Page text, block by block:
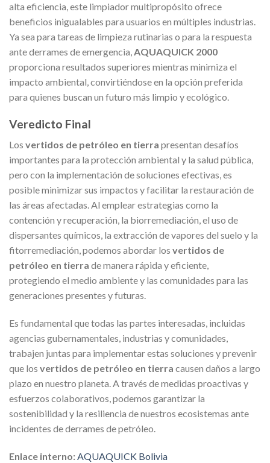
alta eficiencia, este limpiador multipropósito ofrece
beneficios inigualables para usuarios en múltiples industrias.
Ya sea para tareas de limpieza rutinarias o para la respuesta
ante derrames de emergencia,AQUAQUICK 2000
proporciona resultados superiores mientras minimiza el
impacto ambiental, convirtiéndose en la opción preferida
para quienes buscan un futuro más limpio y ecológico.
Veredicto Final
Los vertidos de petróleo en tierra presentan desafíos
importantes para la protección ambiental y la salud pública,
pero con la implementación de soluciones efectivas, es
posible minimizar sus impactos y facilitar la restauración de
las áreas afectadas. Al emplear estrategias como la
contención y recuperación, la biorremediación, el uso de
dispersantes químicos, la extracción de vapores del suelo y la
fitorremediación, podemos abordar los vertidos de
petróleo en tierra de manera rápida y eficiente,
protegiendo el medio ambiente y las comunidades para las
generaciones presentes y futuras.
Es fundamental que todas las partes interesadas, incluidas
agencias gubernamentales, industrias y comunidades,
trabajen juntas para implementar estas soluciones y prevenir
que los vertidos de petróleo en tierra causen daños a largo
plazo en nuestro planeta. A través de medidas proactivas y
esfuerzos colaborativos, podemos garantizar la
sostenibilidad y la resiliencia de nuestros ecosistemas ante
incidentes de derrames de petróleo.
Enlace interno:AQUAQUICK Bolivia